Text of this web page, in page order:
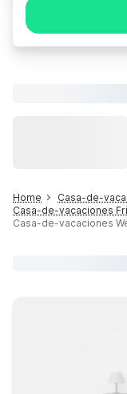
Home
Casa-de-
Casa-de-vacaciones
Casa-de-vacaciones